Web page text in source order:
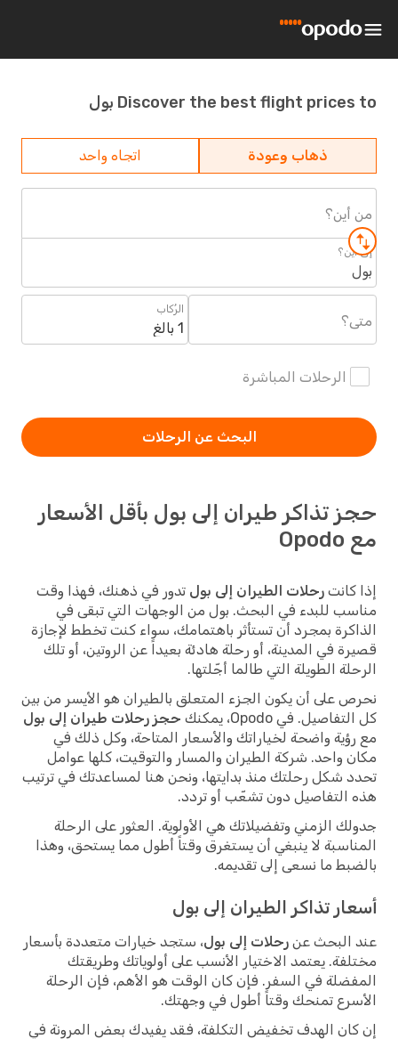
Discover the best flight prices to بول
ذهاب وعودة اتجاه واحد
من أين؟
إلى أين؟
بول
متى؟
الرُكاب
1 بالغ
الرحلات المباشرة
البحث عن الرحلات
حجز تذاكر طيران إلى بول بأقل الأسعار
مع Opodo
إذا كانت رحلات الطيران إلى بول تدور في ذهنك، فهذا وقت
مناسب للبدء في البحث. بول من الوجهات التي تبقى في
الذاكرة بمجرد أن تستأثر باهتمامك، سواء كنت تخطط لإجازة
قصيرة في المدينة، أو رحلة هادئة بعيداً عن الروتين، أو تلك
الرحلة الطويلة التي طالما أجّلتها.
نحرص على أن يكون الجزء المتعلق بالطيران هو الأيسر من بين
كل التفاصيل. في Opodo، يمكنك
حجز رحلات طيران إلى بول
مع رؤية واضحة لخياراتك والأسعار المتاحة، وكل ذلك في
مكان واحد. شركة الطيران والمسار والتوقيت، كلها عوامل
تحدد شكل رحلتك منذ بدايتها، ونحن هنا لمساعدتك في ترتيب
هذه التفاصيل دون تشعّب أو تردد.
جدولك الزمني وتفضيلاتك هي الأولوية. العثور على الرحلة
المناسبة لا ينبغي أن يستغرق وقتاً أطول مما يستحق، وهذا
بالضبط ما نسعى إلى تقديمه.
أسعار تذاكر الطيران إلى بول
عند البحث عن رحلات إلى بول، ستجد خيارات متعددة بأسعار
مختلفة. يعتمد الاختيار الأنسب على أولوياتك وطريقتك
المفضلة في السفر. فإن كان الوقت هو الأهم، فإن الرحلة
الأسرع تمنحك وقتاً أطول في وجهتك.
إن كان الهدف تخفيض التكلفة، فقد يفيدك بعض المرونة في